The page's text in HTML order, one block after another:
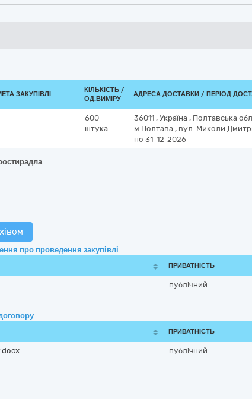
ЗАКУПІВЛІ
КІЛЬКІСТЬ /
ОД.ВИМІРУ
АДРЕСА ДОСТАВКИ / ПЕРІОД
600
штука
36011 , Україна , Полтавська
м.Полтава , вул. Миколи
по 31-12-2026
про проведення закупівлі
ПРИВАТНІСТЬ
публічний
ПРИВАТНІСТЬ
публічний